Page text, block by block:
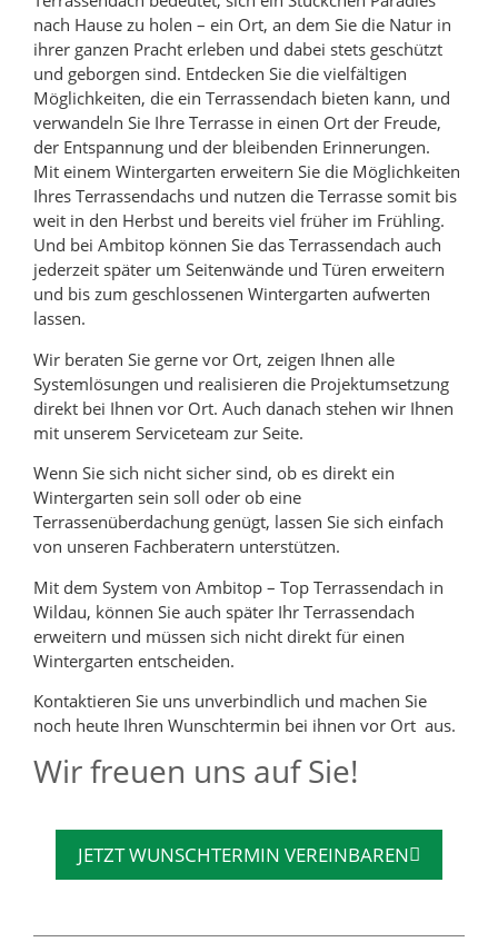
nach Hause zu holen – ein Ort, an dem Sie die Natur in
ihrer ganzen Pracht erleben und dabei stets geschützt
und geborgen sind. Entdecken Sie die vielfältigen
Möglichkeiten, die ein Terrassendach bieten kann, und
verwandeln Sie Ihre Terrasse in einen Ort der Freude,
der Entspannung und der bleibenden Erinnerungen.
Mit einem Wintergarten erweitern Sie die Möglichkeiten
Ihres Terrassendachs und nutzen die Terrasse somit bis
weit in den Herbst und bereits viel früher im Frühling.
Und bei Ambitop können Sie das Terrassendach auch
jederzeit später um Seitenwände und Türen erweitern
und bis zum geschlossenen Wintergarten aufwerten
lassen.
Wir beraten Sie gerne vor Ort, zeigen Ihnen alle
Systemlösungen und realisieren die Projektumsetzung
direkt bei Ihnen vor Ort. Auch danach stehen wir Ihnen
mit unserem Serviceteam zur Seite.
Wenn Sie sich nicht sicher sind, ob es direkt ein
Wintergarten sein soll oder ob eine
Terrassenüberdachung genügt, lassen Sie sich einfach
von unseren Fachberatern unterstützen.
Mit dem System von Ambitop – Top Terrassendach in
Wildau, können Sie auch später Ihr Terrassendach
erweitern und müssen sich nicht direkt für einen
Wintergarten entscheiden.
Kontaktieren Sie uns unverbindlich und machen Sie
noch heute Ihren Wunschtermin bei ihnen vor Ort aus.
Wir freuen uns auf Sie!
JETZT WUNSCHTERMIN VEREINBAREN